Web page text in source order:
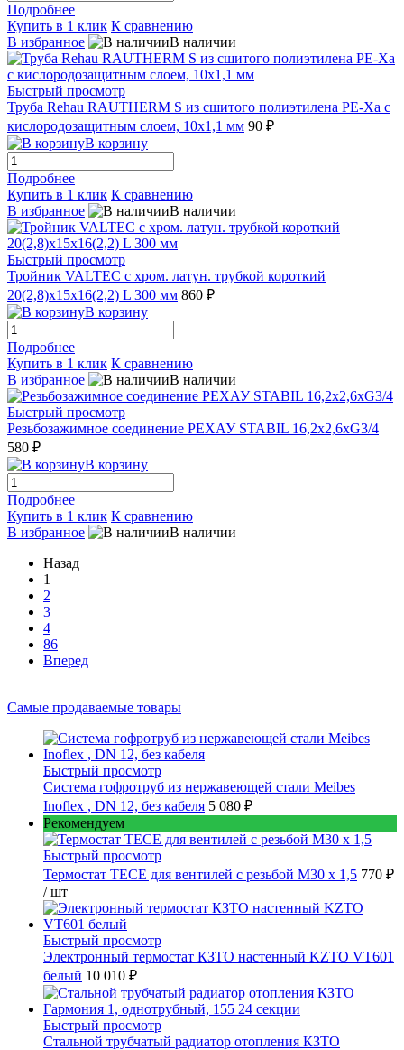
Подробнее
Купить в 1 клик К сравнению
В избранное
В наличии
Быстрый просмотр
Труба Rehau RAUTHERM S из сшитого полиэтилена PE-Xa с
кислородозащитным слоем, 10x1,1 мм 90 ₽
В корзину
Подробнее
Купить в 1 клик К сравнению
В избранное
В наличии
Быстрый просмотр
Тройник VALTEC с хром. латун. трубкой короткий
20(2,8)х15х16(2,2) L 300 мм 860 ₽
В корзину
Подробнее
Купить в 1 клик К сравнению
В избранное
В наличии
Быстрый просмотр
Резьбозажимное соединение РЕХАУ STABIL 16,2x2,6xG3/4
580 ₽
В корзину
Подробнее
Купить в 1 клик К сравнению
В избранное
В наличии
Назад
1
2
3
4
86
Вперед
Самые продаваемые товары
Быстрый просмотр
Cистема гофротруб из нержавеющей стали Meibes
Inoflex , DN 12, без кабеля 5 080 ₽
Рекомендуем
Быстрый просмотр
Термостат TECE для вентилей с резьбой М30 х 1,5 770 ₽
/ шт
Быстрый просмотр
Электронный термостат КЗТО настенный KZTO VT601
белый 10 010 ₽
Быстрый просмотр
Стальной трубчатый радиатор отопления КЗТО